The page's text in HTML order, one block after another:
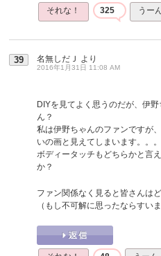
それな！ 325 うー
39 名無しだＪ より
2016年1月31日 11:08 AM
DIYを見てよく思うのだが、伊
ん？
私は伊野ちゃんのファンですが
いの画と見えてしまいます。。
ボディータッチもどちらかと言
か？
ファン関係なく見ると皆さんは
（もし不可解に思ったならすいま